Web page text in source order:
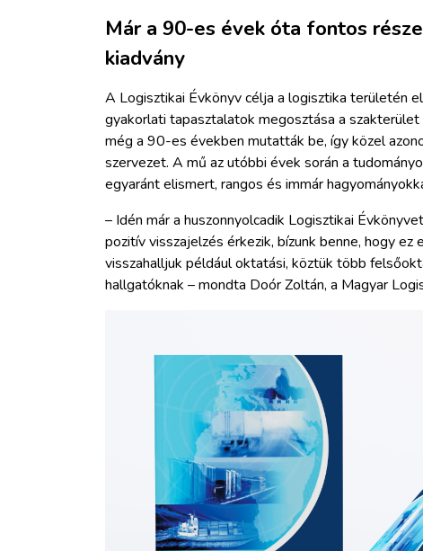
Már a 90-es évek óta fontos
kiadvány
A Logisztikai Évkönyv célja a logisztika területén
gyakorlati tapasztalatok megosztása a
még a 90-es években mutatták be, így közel
szervezet. A mű az utóbbi évek során a
egyaránt elismert, rangos és immár
– Idén már a huszonnyolcadik Logisztikai
pozitív visszajelzés érkezik, bízunk benne, hogy
visszahalljuk például oktatási, köztük több
hallgatóknak – mondta Doór Zoltán, a Magyar